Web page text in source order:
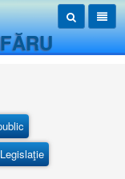
Legislaţie